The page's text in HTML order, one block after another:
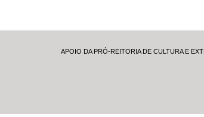
APOIO DA PRÓ-REITORIA DE CULTURA E